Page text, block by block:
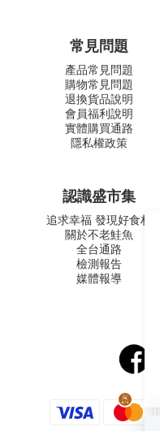
常見問題
產品常見問題
購物常見問題
退換貨品說明
會員福利說明
實體購買通路
隱私權政策
認識盛市集
追求幸福 發現好食材
關於不老鮭魚
全台通路
檢測報告
媒體報導